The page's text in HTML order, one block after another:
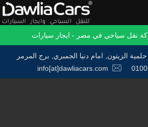
نقل سياحي في مصر - ايجار سيارات
الزيتون, امام دنيا الجمبري, برج المرمر
info[at]dawliacars.com